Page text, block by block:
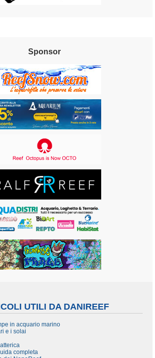
Sponsor
UTILI DA DANIREEF
in acquario marino
e i solai
completa